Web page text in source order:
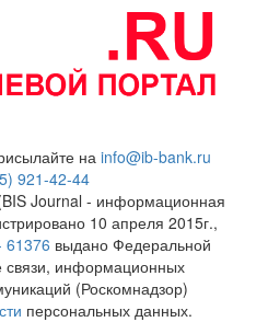
на info@ib-bank.ru
921-42-44
Journal - информационная
10 апреля 2015г.,
61376 выдано Федеральной
связи, информационных
(Роскомнадзор)
персональных данных.